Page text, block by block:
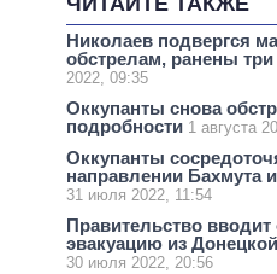
Николаев подвергся
обстрелам, ранены
2022, 09:35
Оккупанты снова
подробности 1 августа
Оккупанты
направлении Бахмута
31 июля 2022, 11:54
Правительство
эвакуацию из
30 июля 2022, 20:56